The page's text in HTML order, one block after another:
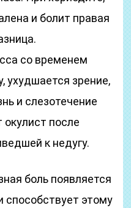
и болит правая
со временем
ухудшается зрение,
и слезотечение
окулист после
к недугу.
боль появляется
способствует этому